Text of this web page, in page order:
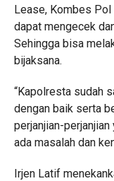
Lease, Kombes Pol
dapat mengecek
Sehingga bisa
bijaksana.
“Kapolresta sudah
dengan baik serta
perjanjian-
ada masalah dan
Irjen Latif